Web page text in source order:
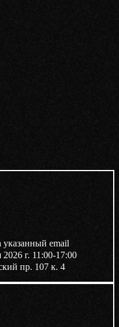
email
г. 11:00-17:00
пр. 107 к. 4